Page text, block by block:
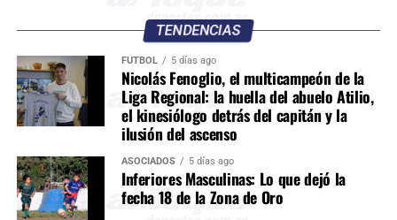
TENDENCIAS
FÚTBOL 5 días ago
Nicolás Fenoglio, el multicampeón de la
Liga Regional: la huella del abuelo Atilio,
el kinesiólogo detrás del capitán y la
ilusión del ascenso
ASOCIADOS 5 días ago
Inferiores Masculinas: Lo que dejó la
fecha 18 de la Zona de Oro